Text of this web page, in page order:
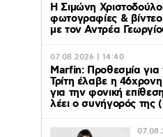
Η Σιμώνη
φωτογραφίες & βίντεο
με τον Αντρέα
07.08.2026 | 14:40
Marfin: Προθεσμία
Τρίτη έλαβε η
για την φονική
λέει ο συνήγορός της